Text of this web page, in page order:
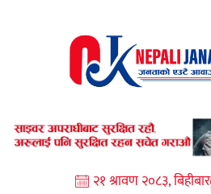
२१ श्रावण २०८३, बिहीबार